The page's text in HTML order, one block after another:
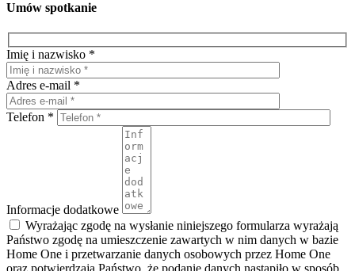
Umów spotkanie
Imię i nazwisko *
Adres e-mail *
Telefon *
Informacje dodatkowe
Wyrażając zgodę na wysłanie niniejszego formularza wyrażają
Państwo zgodę na umieszczenie zawartych w nim danych w bazie
Home One i przetwarzanie danych osobowych przez Home One